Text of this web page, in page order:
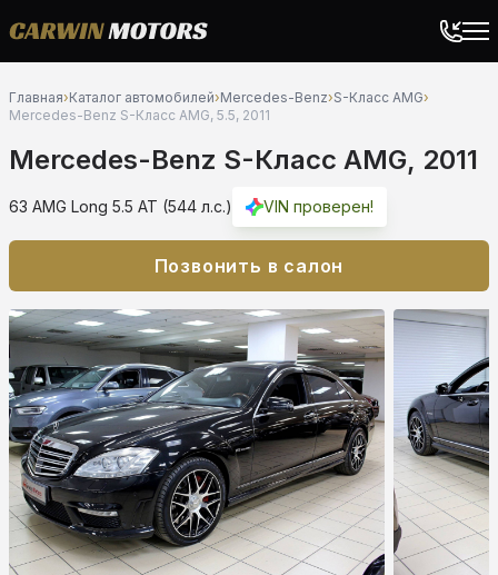
Главная›Каталог автомобилей›Mercedes-Benz›S-Класс AMG›
Mercedes-Benz S-Класс AMG, 5.5, 2011
Mercedes-Benz S-Класс AMG, 2011
63 AMG Long 5.5 AT (544 л.с.) VIN проверен!
Позвонить в салон